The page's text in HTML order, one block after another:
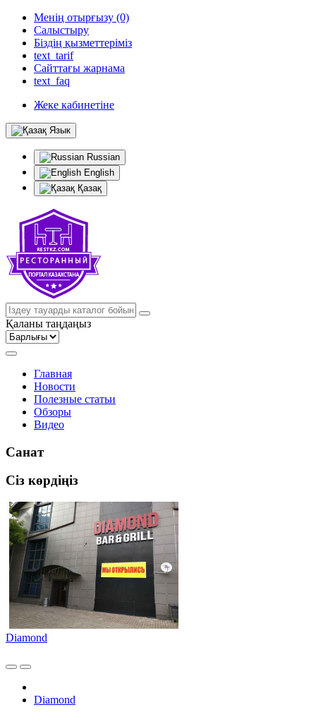
Менің отырғызу (0)
Салыстыру
Біздің қызметтеріміз
text_tarif
Сайттағы жарнама
text_faq
Жеке кабинетіне
Язык
Russian
English
Қазақ
Қаланы таңдаңыз
Главная
Новости
Полезные статьи
Обзоры
Видео
Санат
Сіз көрдіңіз
Diamond
Diamond